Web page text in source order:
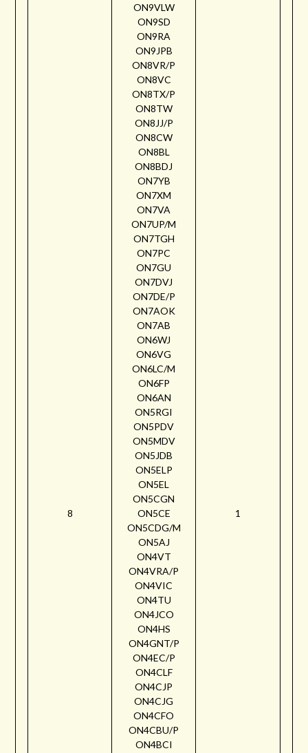
8
ON9VLW
ON9SD
ON9RA
ON9JPB
ON8VR/P
ON8VC
ON8TX/P
ON8TW
ON8JJ/P
ON8CW
ON8BL
ON8BDJ
ON7YB
ON7XM
ON7VA
ON7UP/M
ON7TGH
ON7PC
ON7GU
ON7DVJ
ON7DE/P
ON7AOK
ON7AB
ON6WJ
ON6VG
ON6LC/M
ON6FP
ON6AN
ON5RGI
ON5PDV
ON5MDV
ON5JDB
ON5ELP
ON5EL
ON5CGN
ON5CE
ON5CDG/M
ON5AJ
ON4VT
ON4VRA/P
ON4VIC
ON4TU
ON4JCO
ON4HS
ON4GNT/P
ON4EC/P
ON4CLF
ON4CJP
ON4CJG
ON4CFO
ON4CBU/P
ON4BCI
1